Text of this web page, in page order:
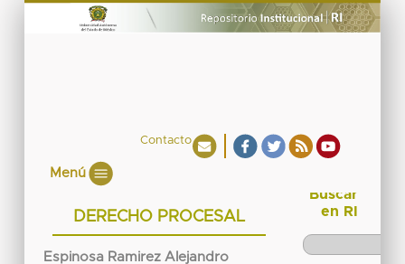
Contacto
Menú
DERECHO PROCESAL
Espinosa Ramirez Alejandro
Buscar
en RI